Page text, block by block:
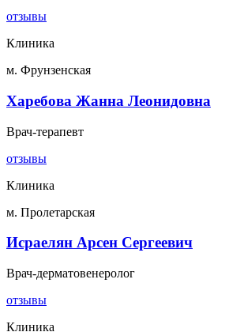
отзывы
Клиника
м. Фрунзенская
Харебова Жанна Леонидовна
Врач-терапевт
отзывы
Клиника
м. Пролетарская
Исраелян Арсен Сергеевич
Врач-дерматовенеролог
отзывы
Клиника